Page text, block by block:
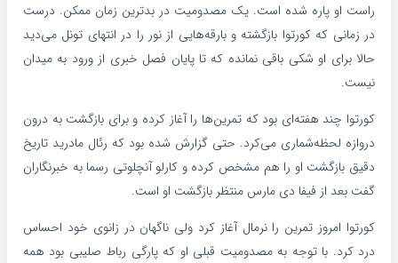
راست او پاره شده است. یک مصدومیت ‏در بدترین زمان ممکن. درست
در زمانی که کورتوا بازگشته و بارقه‌هایی از نور را در انتهای ‏تونل می‌دید
حالا برای او شکی باقی نمانده که تا پایان فصل خبری از ورود به میدان
‏نیست. ‏
کورتوا چند هفته‌ای بود که تمرین‌ها را آغاز کرده و برای بازگشت به درون
دروازه ‏لحظه‌شماری می‌کرد. حتی گزارش شده بود که رئال مادرید تاریخ
دقیق بازگشت او را هم ‏مشخص کرده و کارلو آنچلوتی رسما به خبرنگاران
گفت بعد از فیفا دی مارس منتظر ‏بازگشت او است. ‏
کورتوا امروز تمرین را نرمال آغاز کرد ولی ناگهان در زانوی خود احساس
درد کرد. با توجه ‏به مصدومیت قبلی او که پارگی رباط صلیبی بود همه